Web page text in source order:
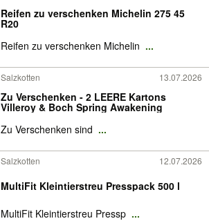
Reifen zu verschenken Michelin 275 45
R20
Reifen zu verschenken Michelin ...
Salzkotten 13.07.2026
Zu Verschenken - 2 LEERE Kartons
Villeroy & Boch Spring Awakening
Zu Verschenken sind ...
Salzkotten 12.07.2026
MultiFit Kleintierstreu Presspack 500 l
MultiFit Kleintierstreu Pressp ...